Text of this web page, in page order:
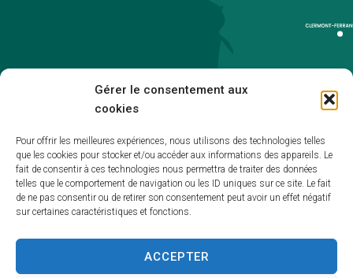
Gérer le consentement aux
cookies
Pour offrir les meilleures expériences, nous utilisons des technologies telles
que les cookies pour stocker et/ou accéder aux informations des appareils. Le
fait de consentir à ces technologies nous permettra de traiter des données
telles que le comportement de navigation ou les ID uniques sur ce site. Le fait
de ne pas consentir ou de retirer son consentement peut avoir un effet négatif
sur certaines caractéristiques et fonctions.
ACCEPTER
Accessibilité